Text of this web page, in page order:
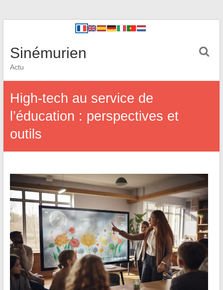
Sinémurien
Actu
High-tech au service de
l’éducation : perspectives et
outils